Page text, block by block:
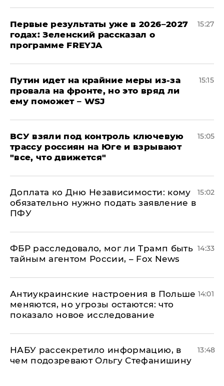
Первые результаты уже в 2026–2027
годах: Зеленский рассказал о
программе FREYJA
15:27
Путин идет на крайние меры из-за
провала на фронте, но это вряд ли
ему поможет – WSJ
15:15
ВСУ взяли под контроль ключевую
трассу россиян на Юге и взрывают
"все, что движется"
15:05
Доплата ко Дню Независимости: кому
обязательно нужно подать заявление в
ПФУ
15:02
ФБР расследовало, мог ли Трамп быть
тайным агентом России, – Fox News
14:33
Антиукраинские настроения в Польше
меняются, но угрозы остаются: что
показало новое исследование
14:01
НАБУ рассекретило информацию, в
чем подозревают Ольгу Стефанишину
13:48